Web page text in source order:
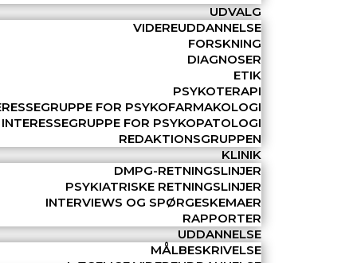
UDVALG
VIDEREUDDANNELSE
FORSKNING
DIAGNOSER
ETIK
PSYKOTERAPI
FOR PSYKOFARMAKOLOGI
INTERESSEGRUPPE FOR PSYKOPATOLOGI
REDAKTIONSGRUPPEN
KLINIK
DMPG-RETNINGSLINJER
PSYKIATRISKE RETNINGSLINJER
INTERVIEWS OG SPØRGESKEMAER
RAPPORTER
UDDANNELSE
MÅLBESKRIVELSE